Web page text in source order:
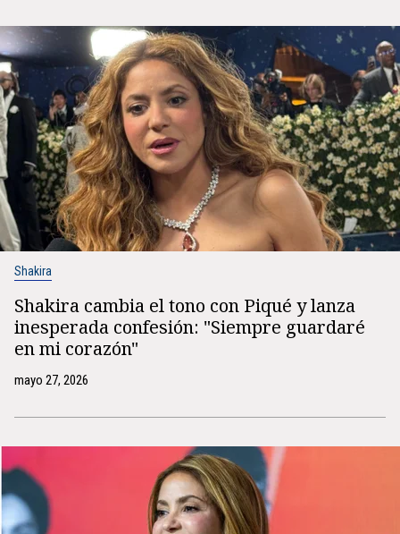
Shakira
Shakira cambia el tono con Piqué y lanza
inesperada confesión: "Siempre guardaré
en mi corazón"
mayo 27, 2026